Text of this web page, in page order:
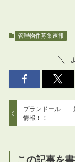
管理物件募集速報
プランドール
情報！！
この記事を